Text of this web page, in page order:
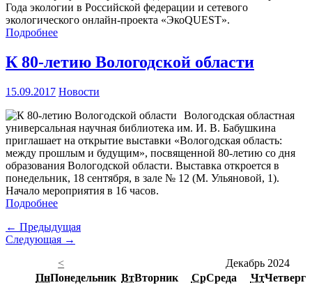
Года экологии в Российской федерации и сетевого
экологического онлайн-проекта «ЭкоQUEST».
Подробнее
К 80-летию Вологодской области
15.09.2017 Новости
Вологодская областная
универсальная научная библиотека им. И. В. Бабушкина
приглашает на открытие выставки «Вологодская область:
между прошлым и будущим», посвященной 80-летию со дня
образования Вологодской области. Выставка откроется в
понедельник, 18 сентября, в зале № 12 (М. Ульяновой, 1).
Начало мероприятия в 16 часов.
Подробнее
← Предыдущая
Следующая →
<
Декабрь 2024
ПнПонедельник ВтВторник СрСреда ЧтЧетверг